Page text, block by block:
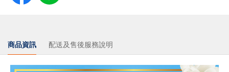
商品資訊 配送及售後服務說明